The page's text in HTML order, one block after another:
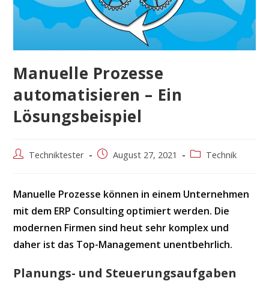
Manuelle Prozesse
automatisieren – Ein
Lösungsbeispiel
Beitrags-Techniktester
BeitragAugust 27, 2021
Beitrags-
Technik
Manuelle Prozesse können in einem Unternehmen
mit dem ERP Consulting optimiert werden. Die
modernen Firmen sind heut sehr komplex und
daher ist das Top-Management unentbehrlich.
Planungs- und Steuerungsaufgaben